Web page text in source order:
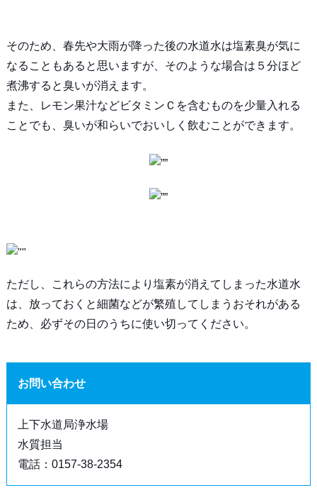
そのため、春先や大雨が降った後の水道水は塩素臭が気に
なることもあると思いますが、そのような場合は５分ほど
煮沸すると臭いが消えます。
また、レモン果汁などビタミンＣを含むものを少量入れる
ことでも、臭いが和らいでおいしく飲むことができます。
ただし、これらの方法により塩素が消えてしまった水道水
は、放っておくと細菌などが繁殖してしまうおそれがある
ため、必ずその日のうちに使い切ってください。
お問い合わせ
上下水道局浄水場
水質担当
電話：0157-38-2354